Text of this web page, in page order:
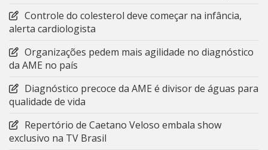
Controle do colesterol deve começar na infância,
alerta cardiologista
Organizações pedem mais agilidade no diagnóstico
da AME no país
Diagnóstico precoce da AME é divisor de águas para
qualidade de vida
Repertório de Caetano Veloso embala show
exclusivo na TV Brasil